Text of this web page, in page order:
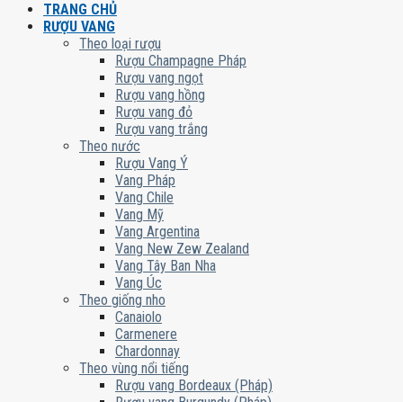
TRANG CHỦ
RƯỢU VANG
Theo loại rượu
Rượu Champagne Pháp
Rượu vang ngọt
Rượu vang hồng
Rượu vang đỏ
Rượu vang trắng
Theo nước
Rượu Vang Ý
Vang Pháp
Vang Chile
Vang Mỹ
Vang Argentina
Vang New Zew Zealand
Vang Tây Ban Nha
Vang Úc
Theo giống nho
Canaiolo
Carmenere
Chardonnay
Theo vùng nổi tiếng
Rượu vang Bordeaux (Pháp)